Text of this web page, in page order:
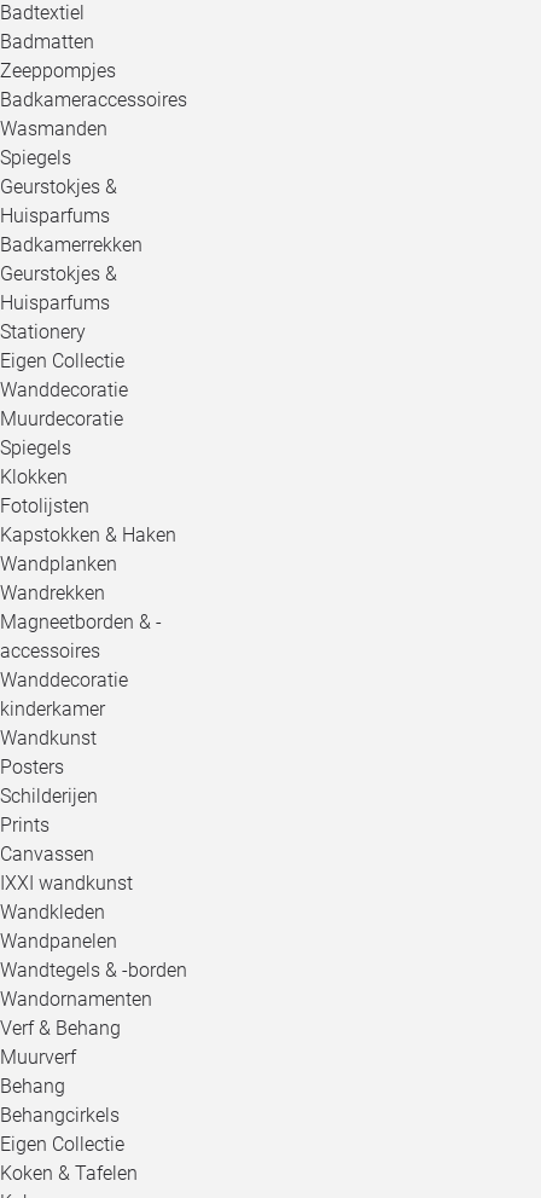
Badtextiel
Badmatten
Zeeppompjes
Badkameraccessoires
Wasmanden
Spiegels
Geurstokjes &
Huisparfums
Badkamerrekken
Geurstokjes &
Huisparfums
Stationery
Eigen Collectie
Wanddecoratie
Muurdecoratie
Spiegels
Klokken
Fotolijsten
Kapstokken & Haken
Wandplanken
Wandrekken
Magneetborden & -
accessoires
Wanddecoratie
kinderkamer
Wandkunst
Posters
Schilderijen
Prints
Canvassen
IXXI wandkunst
Wandkleden
Wandpanelen
Wandtegels & -borden
Wandornamenten
Verf & Behang
Muurverf
Behang
Behangcirkels
Eigen Collectie
Koken & Tafelen